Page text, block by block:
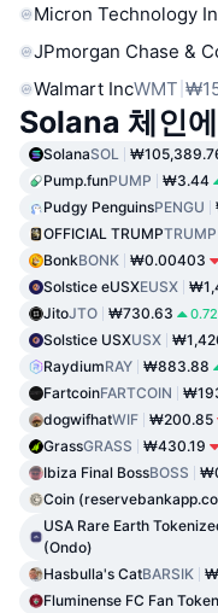
Micron Technology
JPmorgan Chase &
Walmart IncWMT
Solana 체인
SolanaSOL
Pump.funPUMP ₩3.44
Pudgy PenguinsPENGU
OFFICIAL TRUMPTRUMP
BonkBONK ₩0.00403
Solstice eUSXEUSX
JitoJTO ₩730.63
Solstice USXUSX
RaydiumRAY ₩883.88
FartcoinFARTCOIN
dogwifhatWIF ₩200.85
GrassGRASS ₩430.19
Ibiza Final BossBOSS
Coin
USA Rare Earth
(Ondo)
Hasbulla's CatBARSIK
Fluminense FC Fan Token